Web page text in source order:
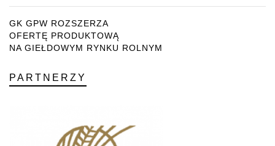
GK GPW ROZSZERZA
OFERTĘ PRODUKTOWĄ
NA GIEŁDOWYM RYNKU ROLNYM
PARTNERZY